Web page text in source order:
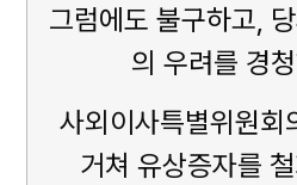
그럼에도 불구하고,
의 우려를 경
사외이사특별위원회
거쳐 유상증자를